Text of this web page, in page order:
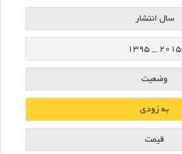
سال انتشار
2015 _ 1395
وضعیت
به زودی
قیمت